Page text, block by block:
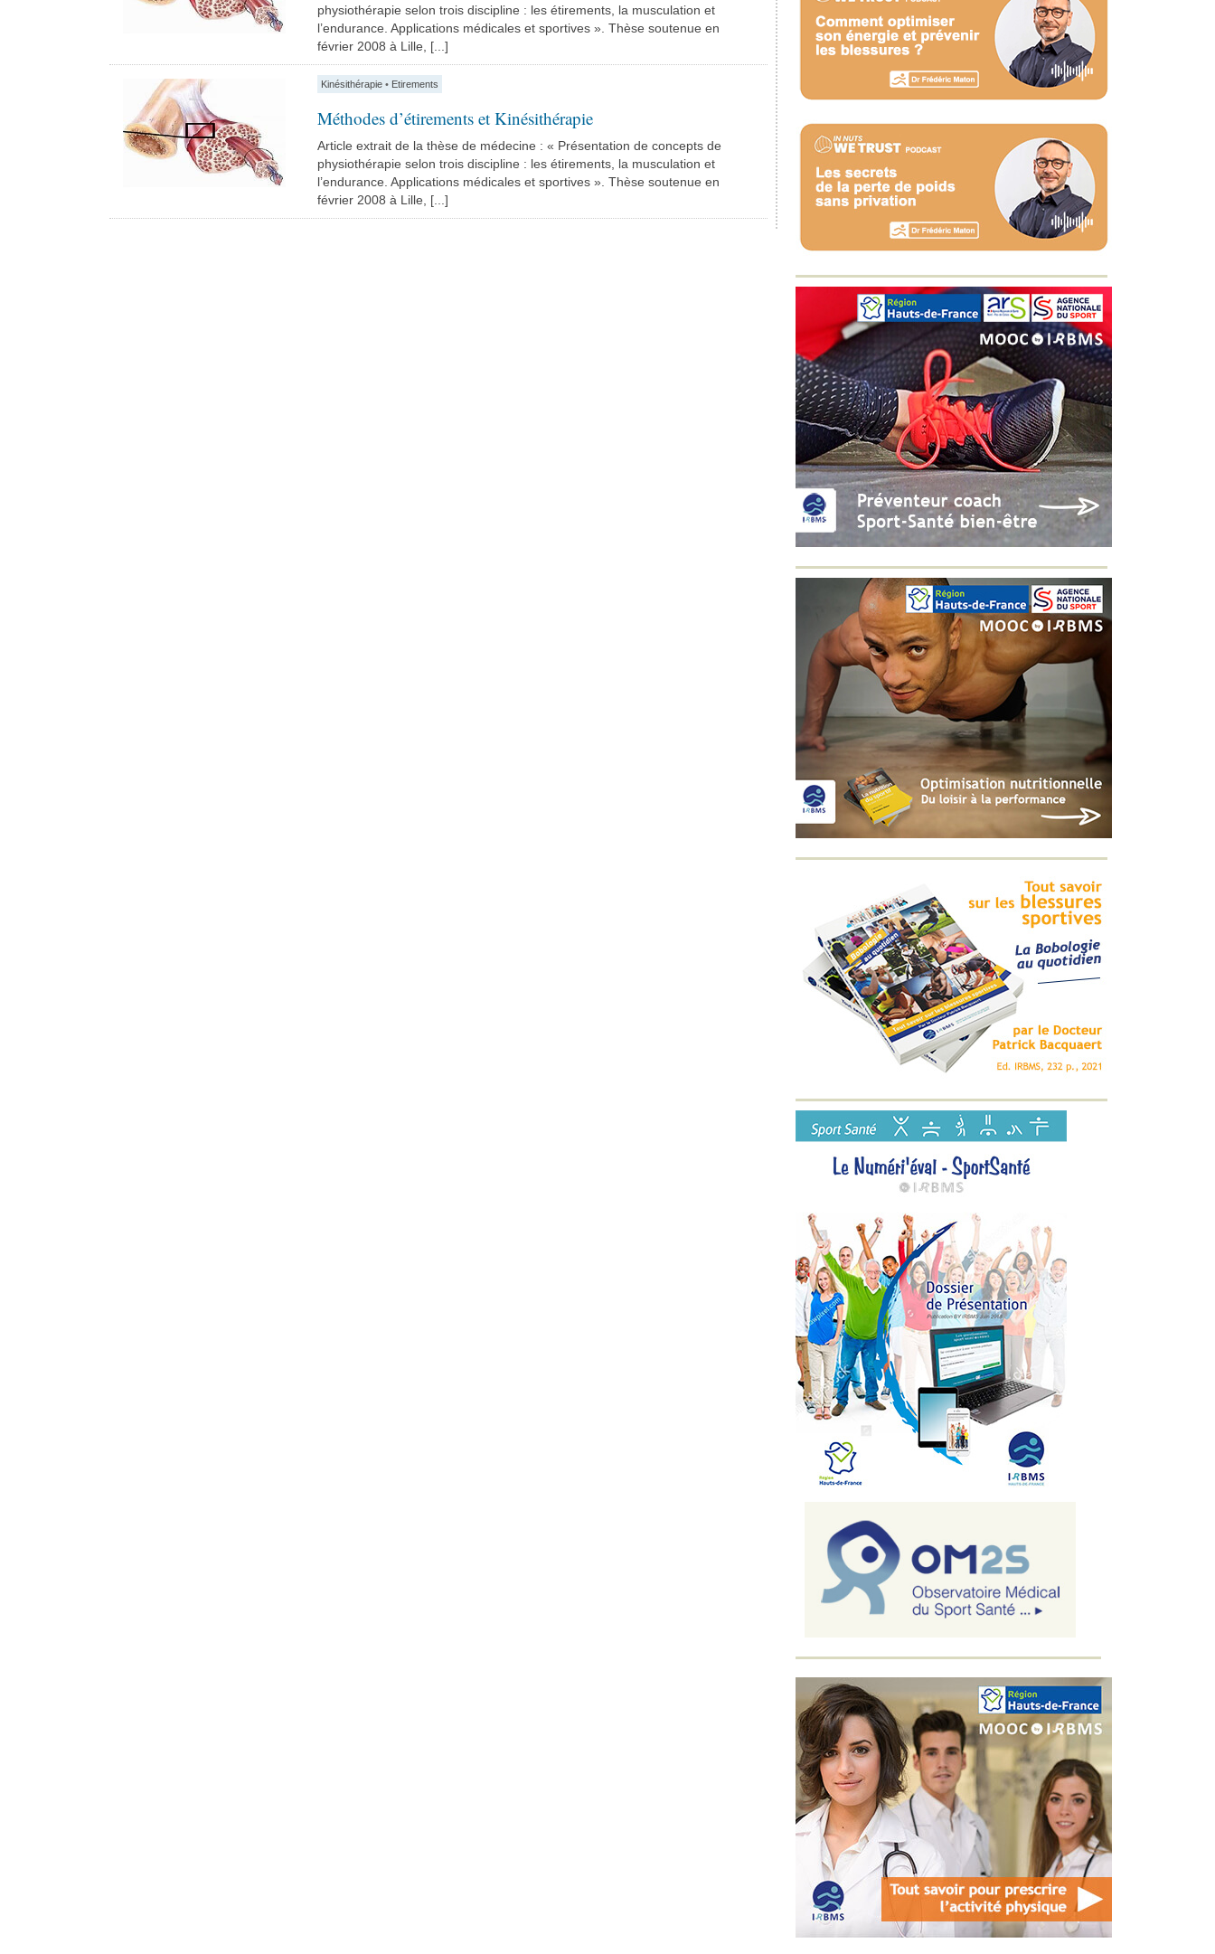
physiothérapie selon trois discipline : les étirements, la musculation et
l’endurance. Applications médicales et sportives ». Thèse soutenue en
février 2008 à Lille, [...]
Kinésithérapie• Etirements
Méthodes d’étirements et Kinésithérapie
Article extrait de la thèse de médecine : « Présentation de concepts de
physiothérapie selon trois discipline : les étirements, la musculation et
l’endurance. Applications médicales et sportives ». Thèse soutenue en
février 2008 à Lille, [...]